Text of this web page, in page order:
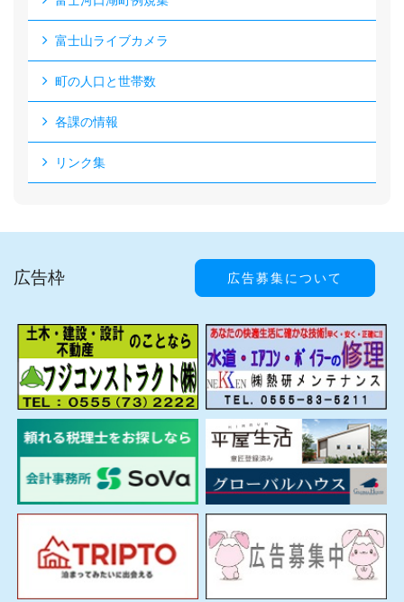
富士山ライブカメラ
町の人口と世帯数
各課の情報
リンク集
広告枠 広告募集について